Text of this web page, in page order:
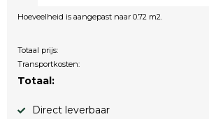
Hoeveelheid is aangepast naar 0.72 m2.
Totaal prijs:
Transportkosten:
Totaal:
Direct leverbaar